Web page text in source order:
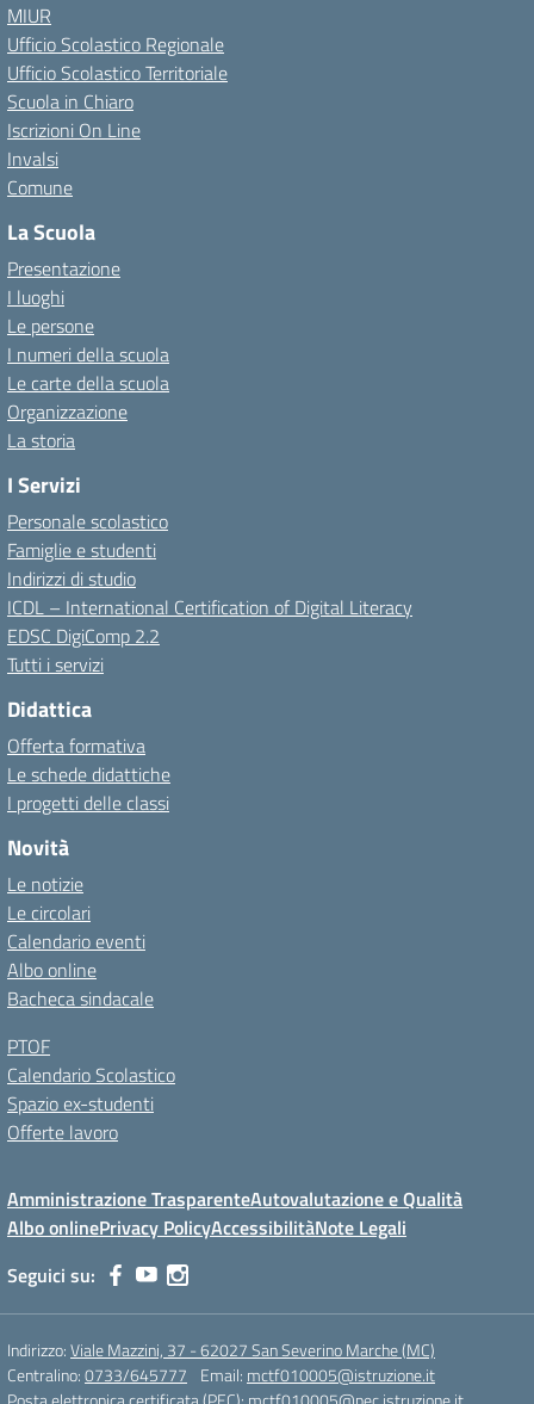
MIUR
Ufficio Scolastico Regionale
Ufficio Scolastico Territoriale
Scuola in Chiaro
Iscrizioni On Line
Invalsi
Comune
La Scuola
Presentazione
I luoghi
Le persone
I numeri della scuola
Le carte della scuola
Organizzazione
La storia
I Servizi
Personale scolastico
Famiglie e studenti
Indirizzi di studio
ICDL – International Certification of Digital Literacy
EDSC DigiComp 2.2
Tutti i servizi
Didattica
Offerta formativa
Le schede didattiche
I progetti delle classi
Novità
Le notizie
Le circolari
Calendario eventi
Albo online
Bacheca sindacale
PTOF
Calendario Scolastico
Spazio ex-studenti
Offerte lavoro
Amministrazione TrasparenteAutovalutazione e Qualità
Albo onlinePrivacy PolicyAccessibilitàNote Legali
Seguici su:
Indirizzo:Viale Mazzini, 37 - 62027 San Severino Marche (MC)
Centralino:0733/645777 Email: mctf010005@istruzione.it